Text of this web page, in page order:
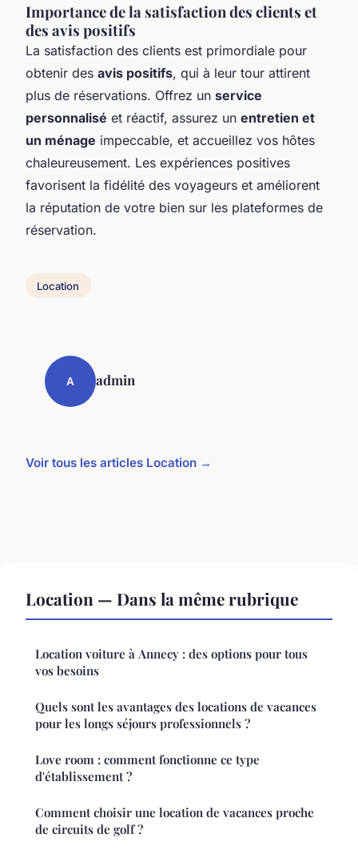
Importance de la satisfaction des clients et
des avis positifs
La satisfaction des clients est primordiale pour
obtenir des avis positifs, qui à leur tour attirent
plus de réservations. Offrez un service
personnalisé et réactif, assurez un entretien et
un ménage impeccable, et accueillez vos hôtes
chaleureusement. Les expériences positives
favorisent la fidélité des voyageurs et améliorent
la réputation de votre bien sur les plateformes de
réservation.
Location
A admin
Voir tous les articles Location →
Location — Dans la même rubrique
Location voiture à Annecy : des options pour tous
vos besoins
Quels sont les avantages des locations de vacances
pour les longs séjours professionnels ?
Love room : comment fonctionne ce type
d'établissement ?
Comment choisir une location de vacances proche
de circuits de golf ?